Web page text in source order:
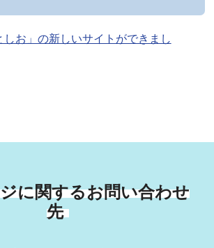
しお」の新しいサイトができまし
に関するお問い合わせ
先